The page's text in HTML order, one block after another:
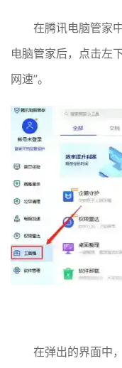
在腾讯电脑管家
电脑管家后，点击左
网速”。
在弹出的界面中